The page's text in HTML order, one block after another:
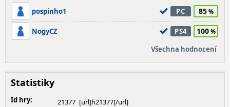
pospinho1 PC 85
NogyCZ PS4 100
Všechna hodnocení
Statistiky
Id hry:
21377